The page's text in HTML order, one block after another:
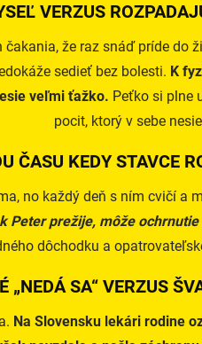
VERZUS
že raz snáď príde do
sedieť bez bolesti. K
veľmi ťažko. Peťko si plne
pocit, ktorý v sebe
ČASU KEDY STAVCE
no každý deň s ním cvičí a
prežije, môže
dôchodku a
„NEDÁ SA“ VERZUS
Na Slovensku lekári rodine